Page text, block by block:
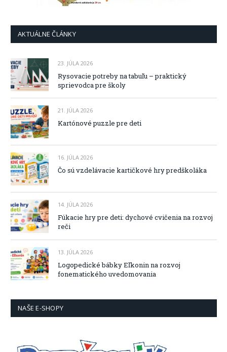
AKTUÁLNE ČLÁNKY
23. JÚLA 2026
Rysovacie potreby na tabuľu – praktický
sprievodca pre školy
21. JÚLA 2026
Kartónové puzzle pre deti
16. JÚLA 2026
Čo sú vzdelávacie kartičkové hry predškoláka
14. JÚLA 2026
Fúkacie hry pre deti: dychové cvičenia na rozvoj
reči
13. JÚLA 2026
Logopedické bábky Eľkonin na rozvoj
fonematického uvedomovania
NAŠE E-SHOPY